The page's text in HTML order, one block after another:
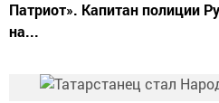
Патриот». Капитан полиции
на...